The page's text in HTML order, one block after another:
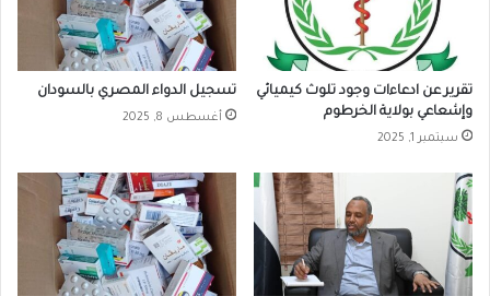
تقرير عن ادعاءات وجود تلوث كيميائي
وإشعاعي بولاية الخرطوم
سبتمبر 1, 2025
تسجيل الدواء المصري بالسودان
أغسطس 8, 2025